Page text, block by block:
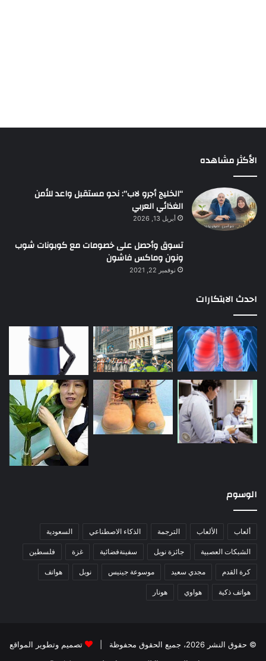
الأكثر مشاهده
“الخليج أجرو لاب”: نحو مستقبل واعد للأمن
الغذائي العربي
أبريل 13, 2026
تسوق وأحصل على خصومات مع كوبونات شوب
ونون وماكس فاشون
نوفمبر 22, 2021
احدث الابتكارات
الوسوم
ألعاب الألعاب الترجمة الذكاء الاصطناعي السعودية
الشبكات العصبية جائزة نوبل سفينةفضائية غزة فلسطين
كرة القدم مجدي سعيد موسوعة جينيس نوبل هواتف
هواتف ذكية هواوي هونار
© حقوق النشر 2026، جميع الحقوق محفوظة |
تصميم وتطوير المواقع